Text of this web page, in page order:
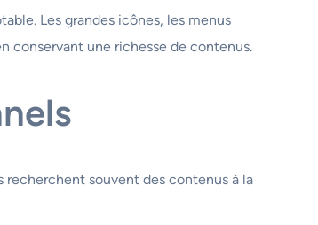
Les grandes icônes, les menus
conservant une richesse de contenus.
souvent des contenus à la